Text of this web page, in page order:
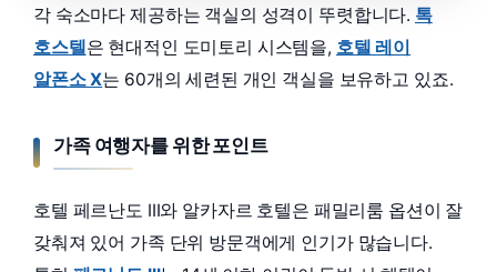
각 숙소마다 제공하는 객실의 성격이 뚜렷합니다. 톡
호스텔은 현대적인 도미토리 시스템을, 호텔 레이
알폰소 X는 60개의 세련된 개인 객실을 보유하고 있죠.
가족 여행자를 위한 포인트
호텔 페르난도 III와 알카자르 호텔은 패밀리룸 옵션이 잘
갖춰져 있어 가족 단위 방문객에게 인기가 많습니다.